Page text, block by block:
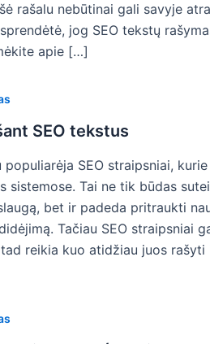
rašalu nebūtinai gali savyje
jog SEO tekstų
apie […]
SEO tekstus
populiarėja SEO straipsniai,
sistemose. Tai ne tik būdas
bet ir padeda pritraukti
Tačiau SEO straipsniai
reikia kuo atidžiau juos